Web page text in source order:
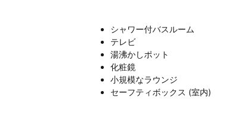
シャワー付バスルーム
テレビ
湯沸かしポット
化粧鏡
小規模なラウンジ
セーフティボックス (室内)